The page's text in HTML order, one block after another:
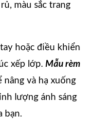
màu sắc trang
hoặc điều khiển
xếp lớp. Mẫu rèm
nâng và hạ xuống
lượng ánh sáng
bạn.